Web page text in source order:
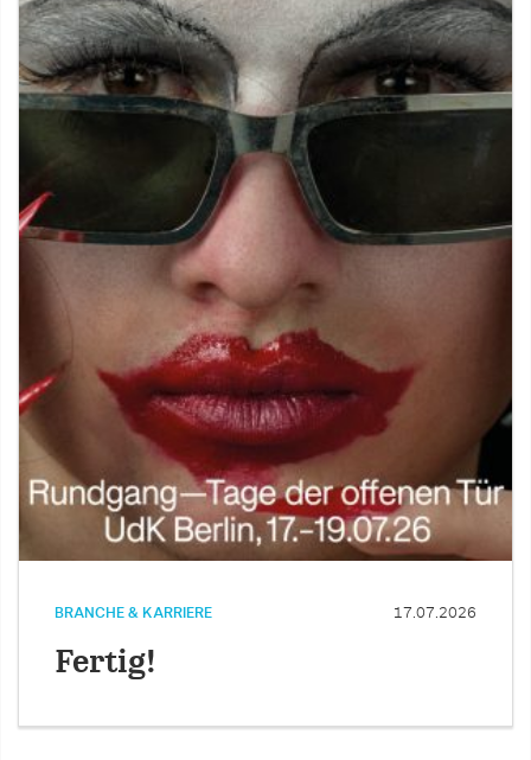
BRANCHE & KARRIERE 17.07.2026
Fertig!